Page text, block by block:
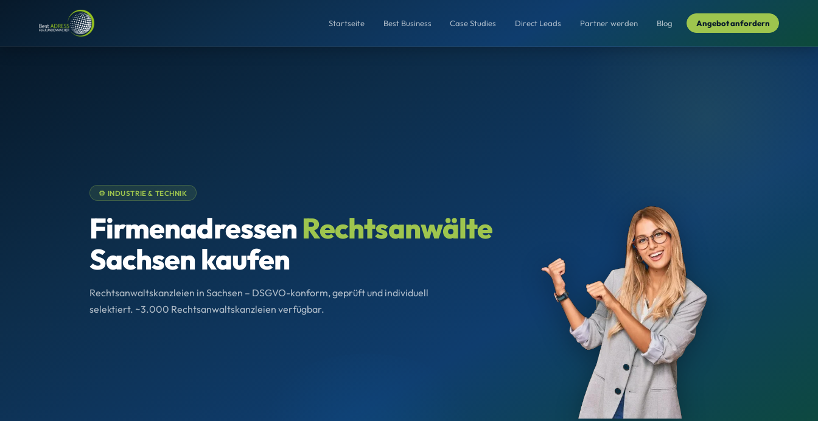
Startseite Best Business Case Studies Direct Leads Partner werden Blog Angebot anfordern
⚙️ INDUSTRIE & TECHNIK
FirmenadressenRechtsanwälte
Sachsen kaufen
Rechtsanwaltskanzleien in Sachsen – DSGVO-konform, geprüft und individuell
selektiert. ~3.000 Rechtsanwaltskanzleien verfügbar.